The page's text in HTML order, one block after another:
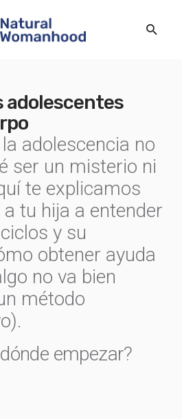
adolescentes
adolescencia no
ser un misterio ni
te explicamos
tu hija a entender
y su
obtener ayuda
no va bien
método
empezar?